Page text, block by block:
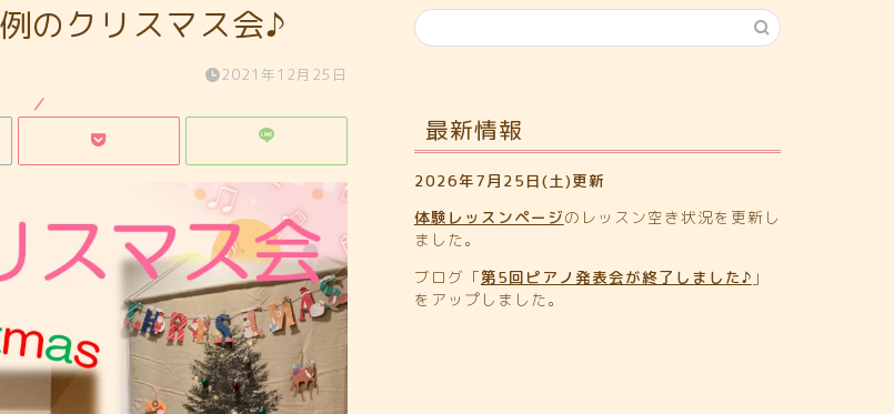
のクリスマス会♪
2021年12月25日
最新情報
2026年7月25日(土)更新
体験レッスンページのレッスン空き状況を更新し
ました。
ブログ「第5回ピアノ発表会が終了しました♪ 」
をアップしました。